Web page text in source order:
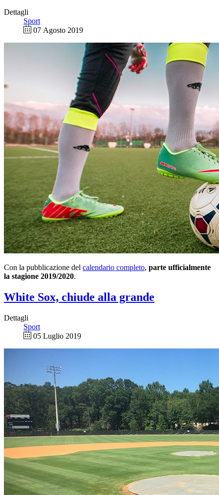
Dettagli
Sport
07 Agosto 2019
Con la pubblicazione del calendario completo, parte ufficialmente
la stagione 2019/2020.
White Sox, chiude alla grande
Dettagli
Sport
05 Luglio 2019